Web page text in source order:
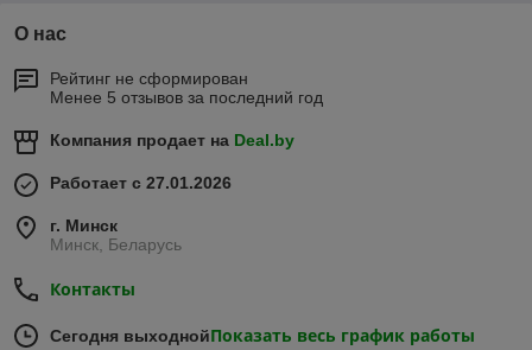
О нас
Рейтинг не сформирован
Менее 5 отзывов за последний год
Компания продает на Deal.by
Работает с 27.01.2026
г. Минск
Минск, Беларусь
Контакты
Сегодня выходнойПоказать весь график работы